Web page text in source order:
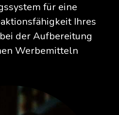
für eine
Ihres
der Aufbereitung
Werbemitteln